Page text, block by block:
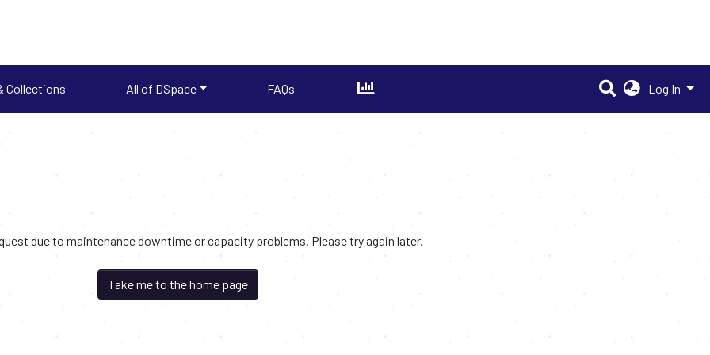
Collections All of DSpace FAQs Log In
due to maintenance downtime or capacity problems. Please try again later.
Take me to the home page